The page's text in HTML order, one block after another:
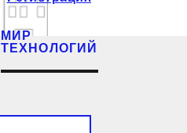
МИР
ТЕХНОЛОГИЙ